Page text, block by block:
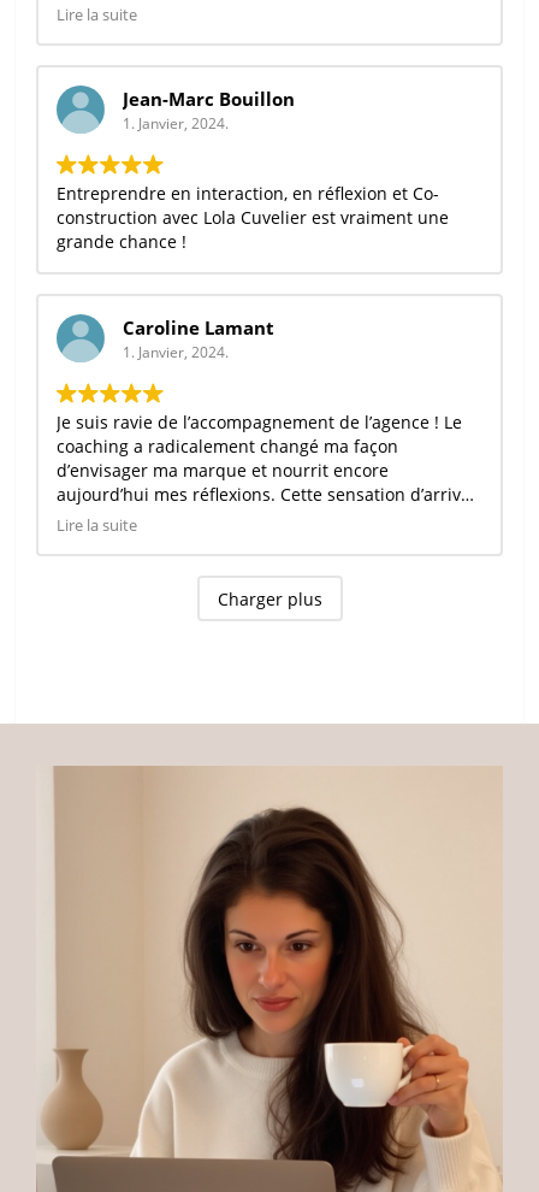
pertinente.
Lire la suite
Jean-Marc Bouillon
1. Janvier, 2024.
Entreprendre en interaction, en réflexion et Co-
construction avec Lola Cuvelier est vraiment une
grande chance !
Caroline Lamant
1. Janvier, 2024.
Je suis ravie de l’accompagnement de l’agence ! Le
coaching a radicalement changé ma façon
d’envisager ma marque et nourrit encore
aujourd’hui mes réflexions. Cette sensation d’arriver
enfin à avancer est libératrice et je la dois à Lola et
Lire la suite
Charger plus